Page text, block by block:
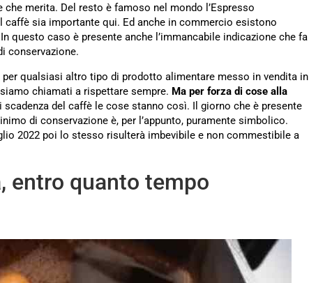
merita. Del resto è famoso nel mondo l’Espresso
caffè sia importante qui. Ed anche in commercio esistono
questo caso è presente anche l’immancabile indicazione che fa
conservazione.
qualsiasi altro tipo di prodotto alimentare messo in vendita in
chiamati a rispettare sempre. Ma per forza di cose alla
del caffè le cose stanno così. Il giorno che è presente
di conservazione è, per l’appunto, puramente simbolico.
2022 poi lo stesso risulterà imbevibile e non commestibile a
entro quanto tempo